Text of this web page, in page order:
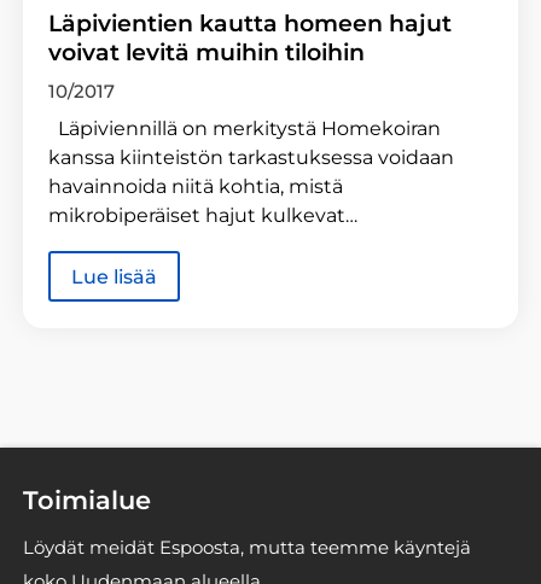
Läpivientien kautta homeen hajut
voivat levitä muihin tiloihin
10/2017
Läpiviennillä on merkitystä Homekoiran
kanssa kiinteistön tarkastuksessa voidaan
havainnoida niitä kohtia, mistä
mikrobiperäiset hajut kulkevat…
Lue lisää
Toimialue
Löydät meidät Espoosta, mutta teemme käyntejä